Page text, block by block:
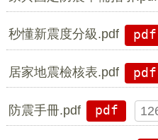
秒懂新震度分級.pdf pdf
居家地震檢核表.pdf pdf
防震手冊.pdf pdf